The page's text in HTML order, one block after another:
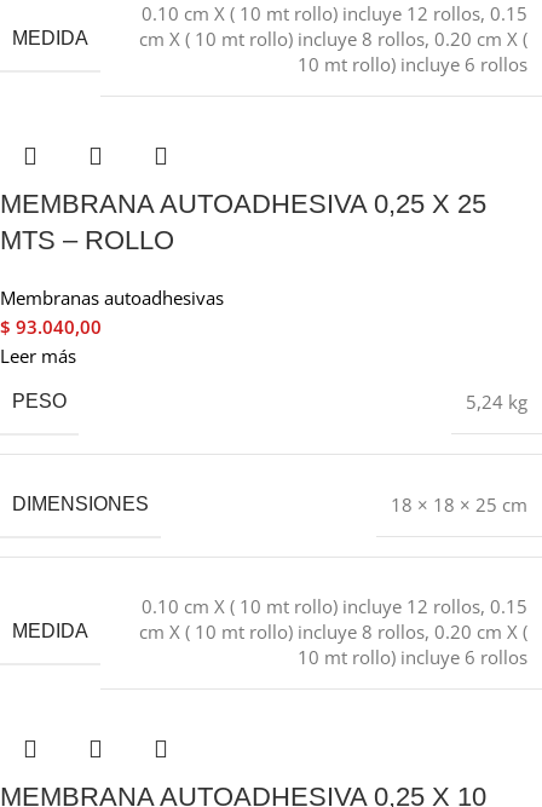
MEDIDA
0.10 cm X ( 10 mt rollo) incluye 12 rollos, 0.15
cm X ( 10 mt rollo) incluye 8 rollos, 0.20 cm X (
10 mt rollo) incluye 6 rollos
MEMBRANA AUTOADHESIVA 0,25 X 25
MTS – ROLLO
Membranas autoadhesivas
$ 93.040,00
Leer más
PESO 5,24 kg
DIMENSIONES 18 × 18 × 25 cm
MEDIDA
0.10 cm X ( 10 mt rollo) incluye 12 rollos, 0.15
cm X ( 10 mt rollo) incluye 8 rollos, 0.20 cm X (
10 mt rollo) incluye 6 rollos
MEMBRANA AUTOADHESIVA 0,25 X 10